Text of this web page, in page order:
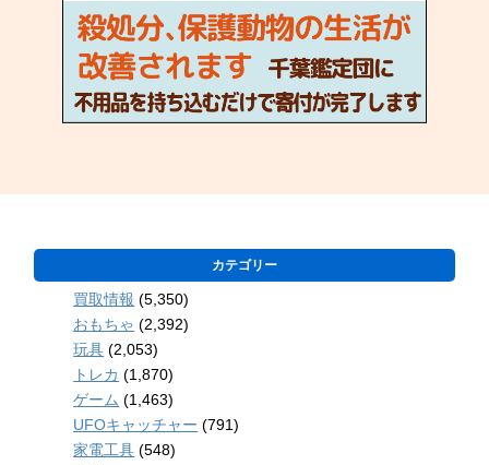
カテゴリー
買取情報 (5,350)
おもちゃ (2,392)
玩具 (2,053)
トレカ (1,870)
ゲーム (1,463)
UFOキャッチャー (791)
家電工具 (548)